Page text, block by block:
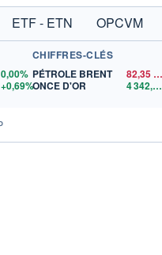
ETF - ETN OPCVM
0,00%
+0,69%
CHIFFRES-CLÉS
PÉTROLE BRENT
82,35$US
ONCE D'OR
4 342,26